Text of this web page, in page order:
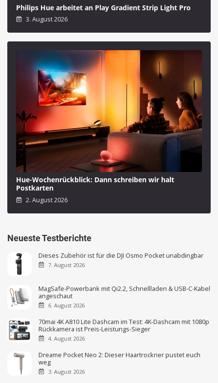
Philips Hue arbeitet an Play Gradient Strip Light Pro
3. August 2026
Hue-Wochenrückblick: Dann schreiben wir halt
Postkarten
2. August 2026
Neueste Testberichte
Dieses Zubehör ist für die DJI Osmo Pocket unabdingbar
7. August 2026
MagSafe-Powerbank mit Qi2.2, Schnellladen & USB-C-Kabel
angeschaut
6. August 2026
70mai 4K A810 Lite Dashcam im Test: 4K-Dashcam mit 1080p
Rückkamera ist Preis-Leistungs-Sieger
4. August 2026
Dreame Pocket Neo 2: Dieser Haartrockner pustet euch
weg
3. August 2026